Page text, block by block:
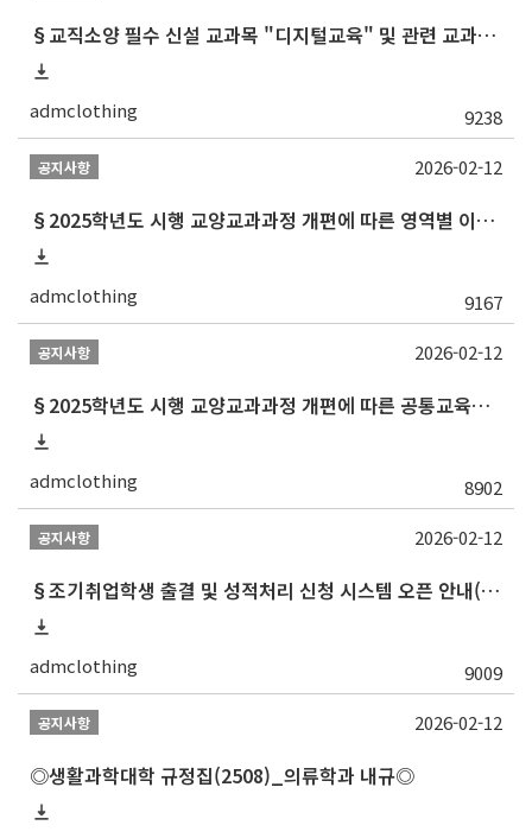
§교직소양 필수 신설 교과목 "디지털교육" 및 관련 교과목 권장 이수 순서 안내§
admclothing 9238
공지사항
§2025학년도 시행 교양교과과정 개편에 따른 영역별 이수 안내 (재학생 및 2013학번 포함 이전 학번 대상)§
admclothing 9167
2026-02-12
공지사항
§2025학년도 시행 교양교과과정 개편에 따른 공통교육과정 교과목 목록 최종§
admclothing 8902
2026-02-12
공지사항
§조기취업학생 출결 및 성적처리 신청 시스템 오픈 안내(2024.3.29.자 업데이트)§
admclothing 9009
2026-02-12
공지사항
◎생활과학대학 규정집(2508)_의류학과 내규◎
2026-02-12